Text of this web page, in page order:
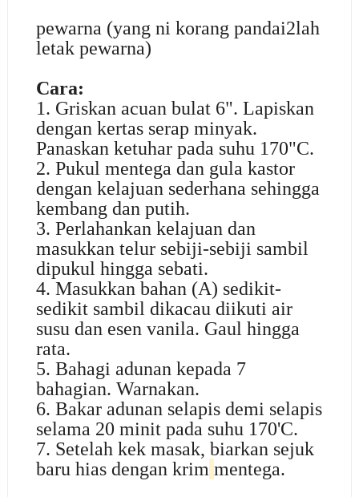
pewarna (yang ni korang pandai2lah
letak pewarna)
Cara:
1. Griskan acuan bulat 6". Lapiskan
dengan kertas serap minyak.
Panaskan ketuhar pada suhu 170"C.
2. Pukul mentega dan gula kastor
dengan kelajuan sederhana sehingga
kembang dan putih.
3. Perlahankan kelajuan dan
masukkan telur sebiji-sebiji sambil
dipukul hingga sebati.
4. Masukkan bahan (A) sedikit-
sedikit sambil dikacau diikuti air
susu dan esen vanila. Gaul hingga
rata.
5. Bahagi adunan kepada 7
bahagian. Warnakan.
6. Bakar adunan selapis demi selapis
selama 20 minit pada suhu 170'C.
7. Setelah kek masak, biarkan sejuk
baru hias dengan krim mentega.